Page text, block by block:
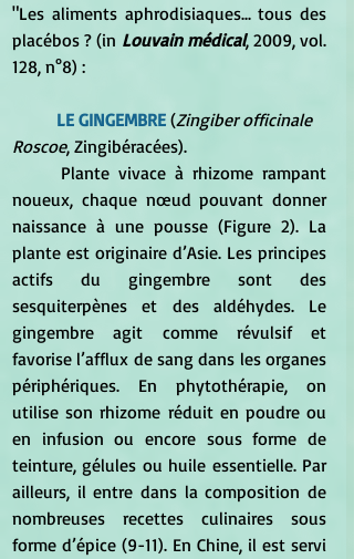
"Les aliments aphrodisiaques... tous des
placébos ? (in Louvain médical, 2009, vol.
128, n°8) :
LE GINGEMBRE (Zingiber officinale
Roscoe, Zingibéracées).
noueux, chaque nœud pouvant donner
naissance à une pousse (Figure 2). La
plante est originaire d’Asie. Les principes
actifs du gingembre sont des
sesquiterpènes et des aldéhydes. Le
gingembre agit comme révulsif et
favorise l’afflux de sang dans les organes
périphériques. En phytothérapie, on
utilise son rhizome réduit en poudre ou
en infusion ou encore sous forme de
teinture, gélules ou huile essentielle. Par
ailleurs, il entre dans la composition de
nombreuses recettes culinaires sous
forme d’épice (9-11). En Chine, il est servi